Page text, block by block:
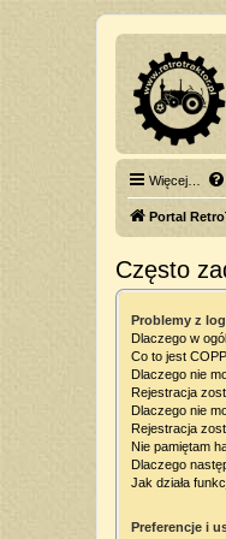
Więcej…
Portal
Często
Problemy z
Dlaczego w
Co to jest
Dlaczego nie
Rejestracja
Dlaczego nie
Rejestracja
Nie pamiętam
Dlaczego
Jak działa
Preferencje i